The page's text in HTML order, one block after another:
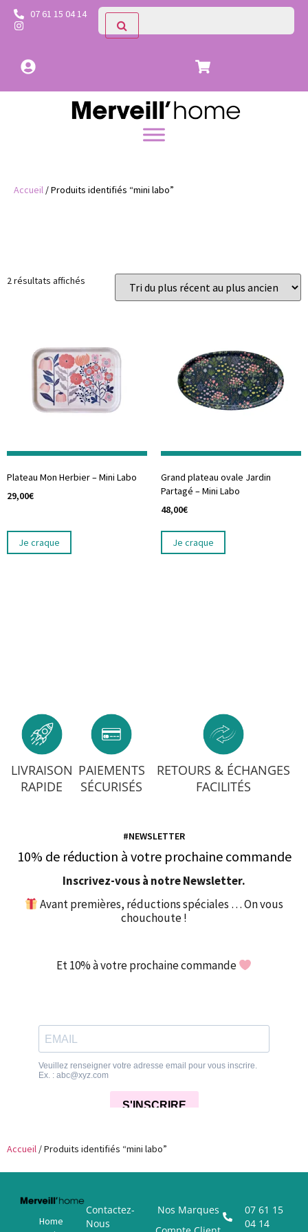
07 61 15 04 14
Accueil / Produits identifiés “mini labo”
2 résultats affichés
Plateau Mon Herbier – Mini Labo
29,00€
Je craque
Grand plateau ovale Jardin
Partagé – Mini Labo
48,00€
Je craque
LIVRAISON
RAPIDE
PAIEMENTS
SÉCURISÉS
RETOURS & ÉCHANGES
FACILITÉS
#NEWSLETTER
10% de réduction à votre prochaine commande
Inscrivez-vous à notre Newsletter.
Avant premières, réductions spéciales … On vous
chouchoute !
Et 10% à votre prochaine commande
Accueil / Produits identifiés “mini labo”
Home
Contactez-
Nous
Nos Marques
07 61 15
04 14